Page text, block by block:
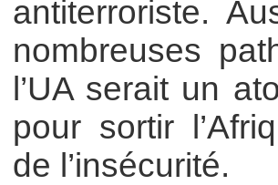
antiterroriste.
nombreuses
l’UA serait un
pour sortir
de l’insécurité.